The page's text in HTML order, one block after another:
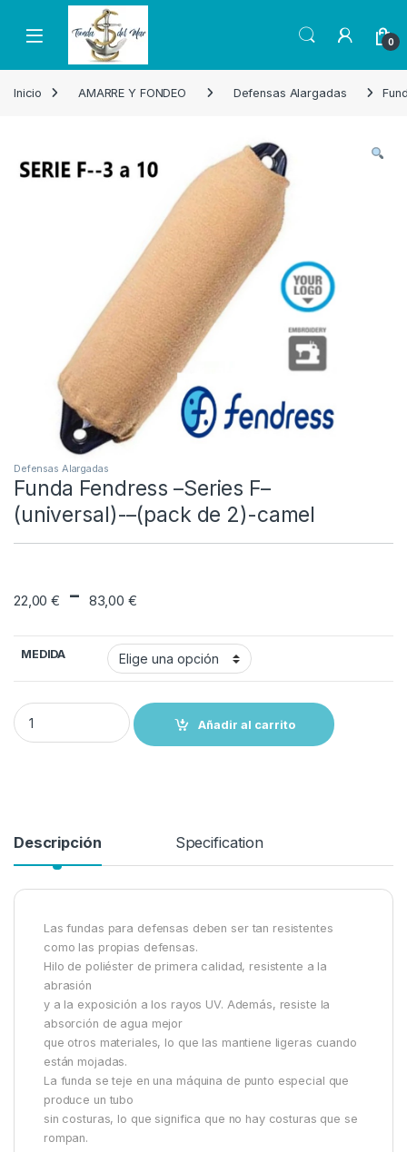
Skip to navigation
Skip to content
Open 0
Inicio AMARRE Y FONDEO Defensas Alargadas
Defensas Alargadas
Funda Fendress –Series F–
(universal)-–(pack de 2)-camel
22,00€ - 83,00 €Rango de precios:
MEDIDA
Funda Fendress –Series F--(universal)-–(pack de 2)-camel
Añadir al carrito
Descripción Specification
Las fundas para defensas deben ser tan resistentes
como las propias defensas.
Hilo de poliéster de primera calidad, resistente a la
abrasión
y a la exposición a los rayos UV. Además, resiste la
absorción de agua mejor
que otros materiales, lo que las mantiene ligeras cuando
están mojadas.
La funda se teje en una máquina de punto especial que
produce un tubo
sin costuras, lo que significa que no hay costuras que se
rompan.